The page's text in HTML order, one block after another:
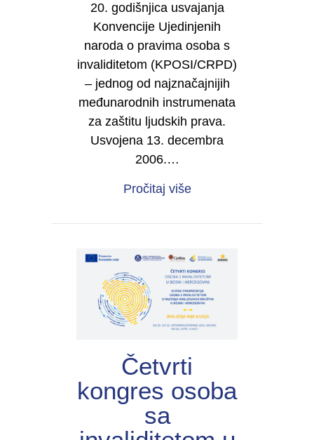
20. godišnjica usvajanja
Konvencije Ujedinjenih
naroda o pravima osoba s
invaliditetom (KPOSI/CRPD)
– jednog od najznačajnijih
međunarodnih instrumenata
za zaštitu ljudskih prava.
Usvojena 13. decembra
2006.…
Pročitaj višeabout 20 godina
Četvrti
kongres osoba
sa